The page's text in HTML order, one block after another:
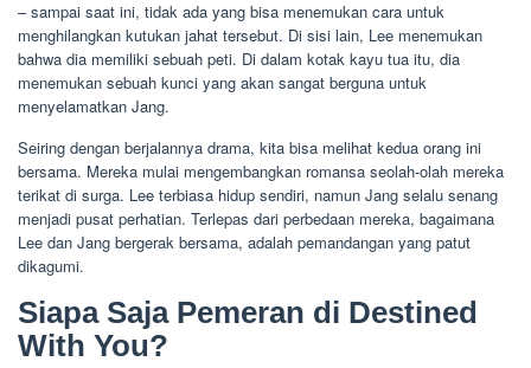
– sampai saat ini, tidak ada yang bisa menemukan cara untuk
menghilangkan kutukan jahat tersebut. Di sisi lain, Lee menemukan
bahwa dia memiliki sebuah peti. Di dalam kotak kayu tua itu, dia
menemukan sebuah kunci yang akan sangat berguna untuk
menyelamatkan Jang.
Seiring dengan berjalannya drama, kita bisa melihat kedua orang ini
bersama. Mereka mulai mengembangkan romansa seolah-olah mereka
terikat di surga. Lee terbiasa hidup sendiri, namun Jang selalu senang
menjadi pusat perhatian. Terlepas dari perbedaan mereka, bagaimana
Lee dan Jang bergerak bersama, adalah pemandangan yang patut
dikagumi.
Siapa Saja Pemeran di Destined
With You?